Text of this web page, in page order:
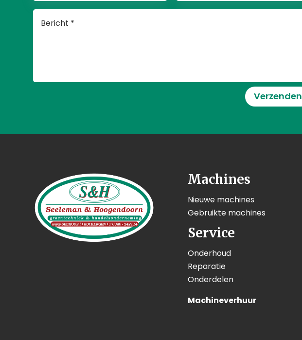
Verzenden
Machines
Nieuwe machines
Gebruikte machines
Service
Onderhoud
Reparatie
Onderdelen
Machineverhuur